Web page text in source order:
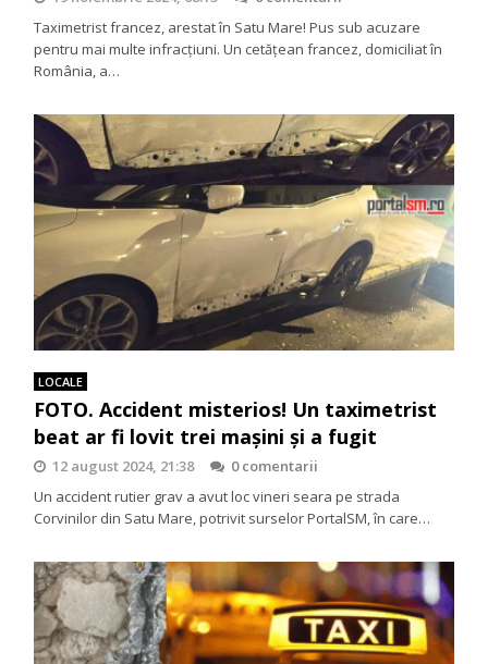
Taximetrist francez, arestat în Satu Mare! Pus sub acuzare
pentru mai multe infracțiuni. Un cetățean francez, domiciliat în
România, a…
LOCALE
FOTO. Accident misterios! Un taximetrist
beat ar fi lovit trei mașini și a fugit
12 august 2024, 21:38
0 comentarii
Un accident rutier grav a avut loc vineri seara pe strada
Corvinilor din Satu Mare, potrivit surselor PortalSM, în care…